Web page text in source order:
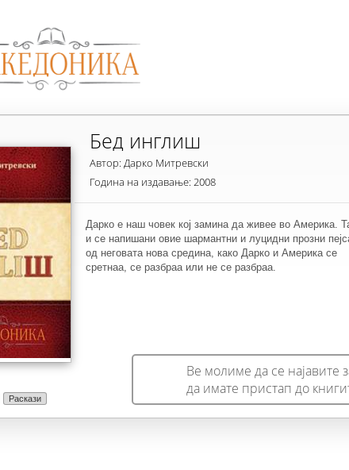
Раскази
Бед инглиш
Автор: Дарко Митревски
Година на издавање: 2008
Дарко е наш човек кој замина да живее во Америка.
и се напишани овие шармантни и луцидни прозни
од неговата нова средина, како Дарко и Америка се
сретнаа, се разбраа или не се разбраа.
Ве молиме да се најавите
да имате пристап до